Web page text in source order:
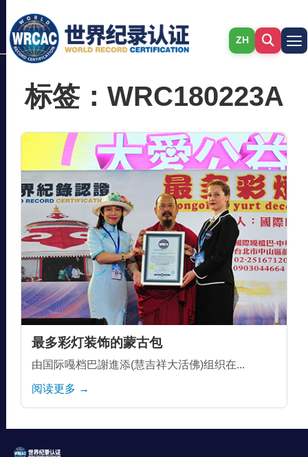
ZH
标签：WRC180223A
最多彩灯装饰的蒙古包
由国际嘠档巴謝進添(慧吉祥大活佛)组织在...
阅读更多 →